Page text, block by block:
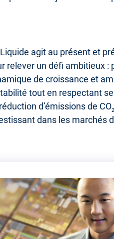
agit au présent et
relever un défi ambitieux :
de croissance et
tout en respectant
d’émissions de CO2
dans les marchés